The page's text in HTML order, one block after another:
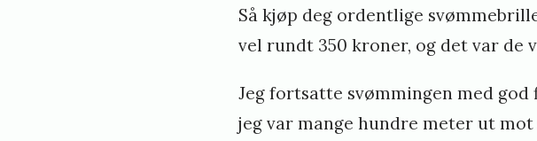
Så kjøp deg ordentlige
vel rundt 350 kroner, og det var de
Jeg fortsatte svømmingen med
jeg var mange hundre meter ut